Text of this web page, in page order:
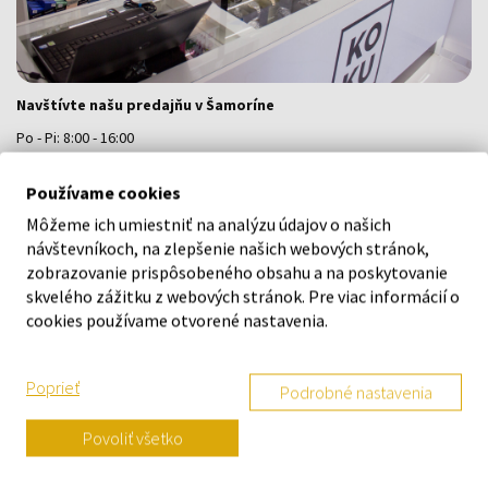
Navštívte našu predajňu v Šamoríne
Po - Pi: 8:00 - 16:00
VŠETKO O NÁKUPE
Vernostný systém
Všeobecné obchodné podmienky
Reklamačný formulár
Kedy obdržím objednaný tovar?
Používame cookies
Môžeme ich umiestniť na analýzu údajov o našich
návštevníkoch, na zlepšenie našich webových stránok,
zobrazovanie prispôsobeného obsahu a na poskytovanie
skvelého zážitku z webových stránok. Pre viac informácií o
cookies používame otvorené nastavenia.
Poprieť Podrobné nastavenia
Povoliť všetko